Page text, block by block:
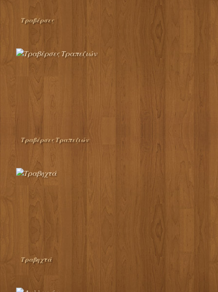
Τραβέρσες
Τραβέρσες Τραπεζιών
Τραβηχτά